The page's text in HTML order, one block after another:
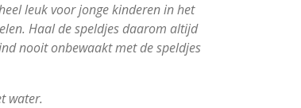
leuk voor jonge kinderen in het
Haal de speldjes daarom altijd
nooit onbewaakt met de speldjes
water.